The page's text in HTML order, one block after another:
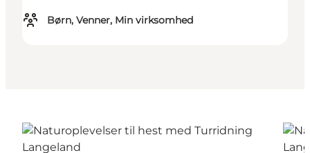
Børn, Venner, Min virksomhed